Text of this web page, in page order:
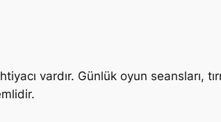
vardır. Günlük oyun seansları,